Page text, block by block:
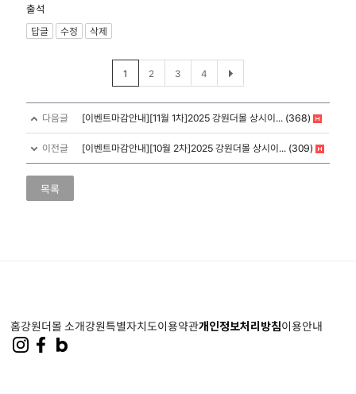
출석
답글 수정 삭제
1 2 3 4
다음글 [이벤트마감안내][11월 1차]2025 강원더몰 상시이... (368)
이전글 [이벤트마감안내][10월 2차]2025 강원더몰 상시이... (309)
목록
홈강원더몰 소개강원특별자치도이용약관개인정보처리방침이용안내